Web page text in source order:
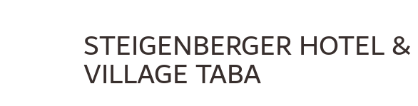
STEIGENBERGER HOTEL
VILLAGE TABA